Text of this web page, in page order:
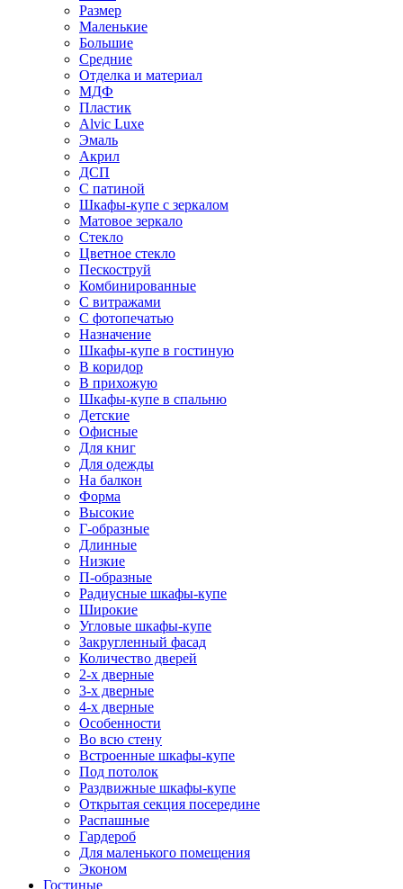
Размер
Маленькие
Большие
Средние
Отделка и материал
МДФ
Пластик
Alvic Luxe
Эмаль
Акрил
ДСП
С патиной
Шкафы-купе с зеркалом
Матовое зеркало
Стекло
Цветное стекло
Пескоструй
Комбинированные
С витражами
С фотопечатью
Назначение
Шкафы-купе в гостиную
В коридор
В прихожую
Шкафы-купе в спальню
Детские
Офисные
Для книг
Для одежды
На балкон
Форма
Высокие
Г-образные
Длинные
Низкие
П-образные
Радиусные шкафы-купе
Широкие
Угловые шкафы-купе
Закругленный фасад
Количество дверей
2-х дверные
3-х дверные
4-х дверные
Особенности
Во всю стену
Встроенные шкафы-купе
Под потолок
Раздвижные шкафы-купе
Открытая секция посередине
Распашные
Гардероб
Для маленького помещения
Эконом
Гостиные